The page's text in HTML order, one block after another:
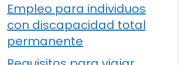
Empleo para individuos
con discapacidad total
permanente